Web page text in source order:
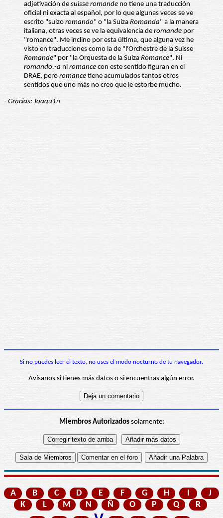
adjetivación de suisse romande no tiene una traducción
oficial ni exacta al español, por lo que algunas veces se ve
escrito "suizo romando" o "la Suiza Romanda" a la manera
italiana, otras veces se ve la equivalencia de romande por
"romance". Me inclino por esta última, que alguna vez he
visto en traducciones como la de "l'Orchestre de la Suisse
Romande" por "la Orquesta de la Suiza Romance". Ni
romando,-a ni romance con este sentido figuran en el
DRAE, pero romance tiene acumulados tantos otros
sentidos que uno más no creo que le estorbe mucho.
- Gracias: Joaqu1n
Si no puedes leer el texto, no uses el modo nocturno de tu navegador.
Avísanos si tienes más datos o si encuentras algún error.
Miembros Autorizadossolamente:
A B C D E F G H I
J
K
L M N Ñ O P Q
R